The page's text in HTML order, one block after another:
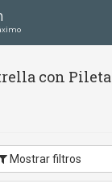
con
Mostrar filtros